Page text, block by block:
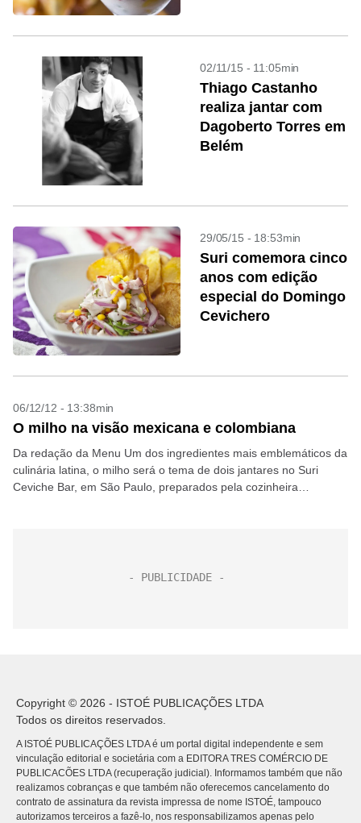
02/11/15 - 11:05min
Thiago Castanho
realiza jantar com
Dagoberto Torres em
Belém
29/05/15 - 18:53min
Suri comemora cinco
anos com edição
especial do Domingo
Cevichero
06/12/12 - 13:38min
O milho na visão mexicana e colombiana
Da redação da Menu Um dos ingredientes mais emblemáticos da
culinária latina, o milho será o tema de dois jantares no Suri
Ceviche Bar, em São Paulo, preparados pela cozinheira
Copyright © 2026 - ISTOÉ PUBLICAÇÕES LTDA
Todos os direitos reservados.
A ISTOÉ PUBLICAÇÕES LTDA é um portal digital independente e sem
vinculação editorial e societária com a EDITORA TRES COMÉRCIO DE
PUBLICACÕES LTDA (recuperação judicial). Informamos também que não
realizamos cobranças e que também não oferecemos cancelamento do
contrato de assinatura da revista impressa de nome ISTOÉ, tampouco
autorizamos terceiros a fazê-lo, nos responsabilizamos apenas pelo